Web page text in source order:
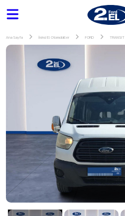
Ana Sayfa İkinci El Otomobiller FORD TRANSIT